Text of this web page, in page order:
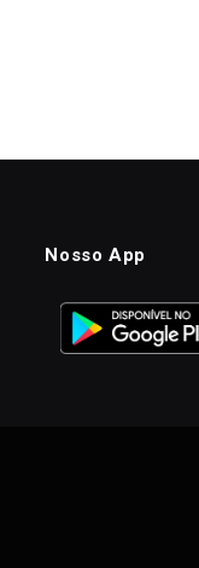
Nosso App